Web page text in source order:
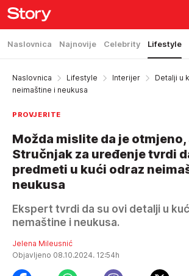
Naslovnica Najnovije Celebrity Lifestyle
Naslovnica Lifestyle Interijer
Detalji u
neimaštine i neukusa
PROVJERITE
Možda mislite da je otmjeno,
Stručnjak za uređenje tvrdi
predmeti u kući odraz
neukusa
Ekspert tvrdi da su ovi detalji u
nemaštine i neukusa.
Jelena Mileusnić
Objavljeno 08.10.2024. 12:54h